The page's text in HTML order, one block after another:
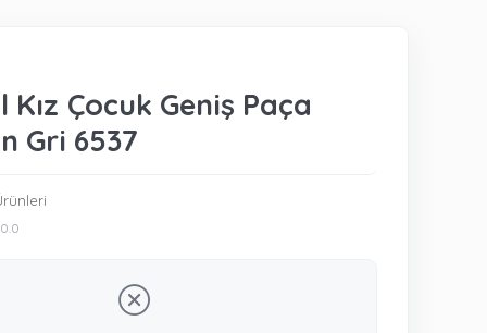
Çocuk Geniş Paça
Gri 6537
0.0